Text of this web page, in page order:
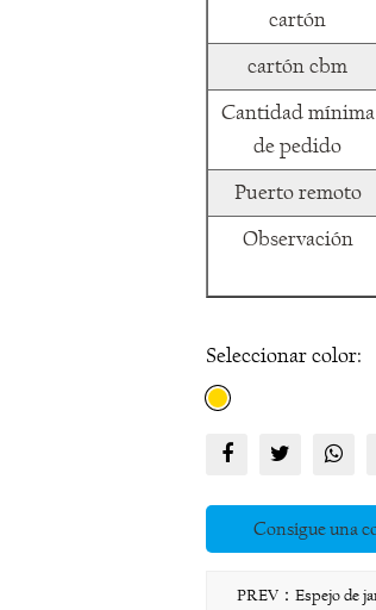
cartón
cartón cbm
Cantidad mínima
de pedido
Puerto remoto
Observación
Seleccionar color:
Consigue una
PREV：Espejo de